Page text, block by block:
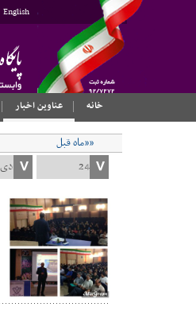
English
خانه
عناوین اخبار
««ماه قبل